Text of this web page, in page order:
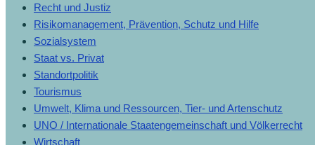
Recht und Justiz
Risikomanagement, Prävention, Schutz und Hilfe
Sozialsystem
Staat vs. Privat
Standortpolitik
Tourismus
Umwelt, Klima und Ressourcen, Tier- und Artenschutz
UNO / Internationale Staatengemeinschaft und Völkerrecht
Wirtschaft